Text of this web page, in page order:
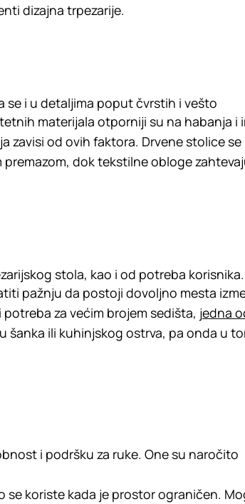
dizajna trpezarije.
se i u detaljima poput čvrstih i vešto
materijala otporniji su na habanja i
zavisi od ovih faktora. Drvene stolice se
dok tekstilne obloge
stola, kao i od potreba korisnika.
pažnju da postoji dovoljno mesta
za većim brojem sedišta, jedna
šanka ili kuhinjskog ostrva, pa onda u
i podršku za ruke. One su naročito
se koriste kada je prostor ograničen.